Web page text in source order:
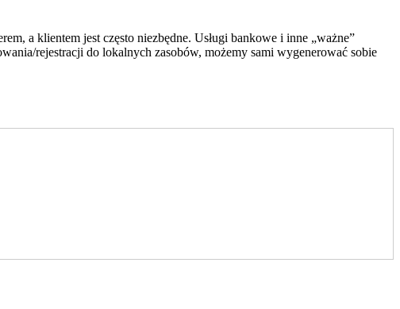
a klientem jest często niezbędne. Usługi bankowe i inne „ważne”
rejestracji do lokalnych zasobów, możemy sami wygenerować sobie